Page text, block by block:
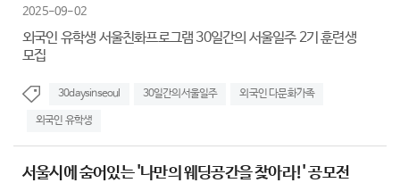
2025-09-02
외국인 유학생 서울친화프로그램 30일간의 서울일주 2기 훈련생
모집
30daysinseoul 30일간의서울일주 외국인 다문화가족
외국인 유학생
서울시에 숨어있는 '나만의 웨딩공간을 찾아라!' 공모전